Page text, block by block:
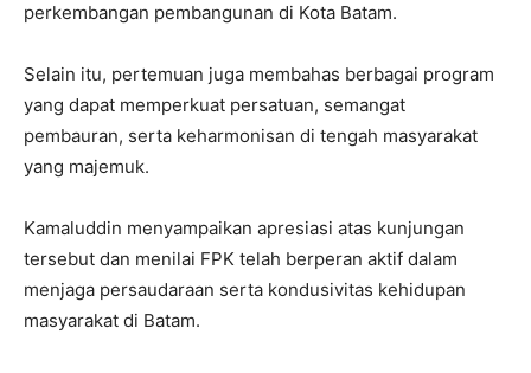
perkembangan pembangunan di Kota Batam.
Selain itu, pertemuan juga membahas berbagai program
yang dapat memperkuat persatuan, semangat
pembauran, serta keharmonisan di tengah masyarakat
yang majemuk.
Kamaluddin menyampaikan apresiasi atas kunjungan
tersebut dan menilai FPK telah berperan aktif dalam
menjaga persaudaraan serta kondusivitas kehidupan
masyarakat di Batam.